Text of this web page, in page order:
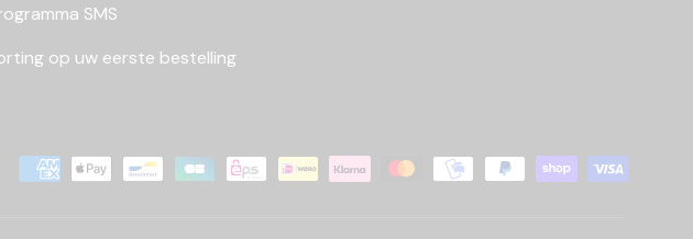
SMS
op uw eerste bestelling
betaalmethoden